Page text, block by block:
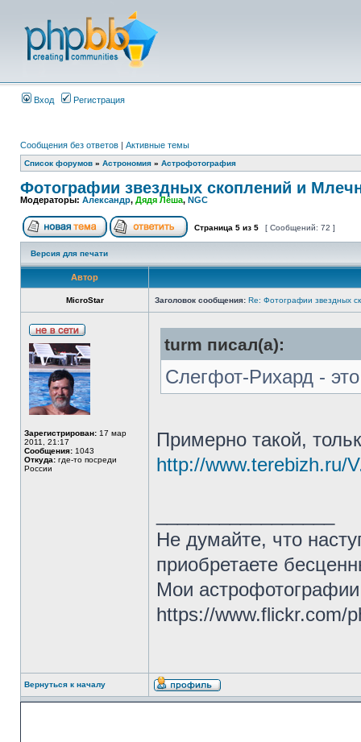
Вход Регистрация
Сообщения без ответов | Активные темы
Список форумов » Астрономия » Астрофотография
Фотографии звездных скоплений и
Модераторы: Александр, Дядя Лёша, NGC
Страница 5 из 5 [ Сообщений: 72 ]
Версия для печати
Автор
MicroStar Заголовок сообщения: Re: Фотографии звездных
Зарегистрирован: 17 мар
2011, 21:17
Сообщения: 1043
Откуда: где-то посреди
России
turm писал(а):
Слегфот-Рихард -
Примерно такой,
http://www.terebizh.ru/
Не думайте, что
приобретаете
Мои
https://www.flickr.com/
Вернуться к началу